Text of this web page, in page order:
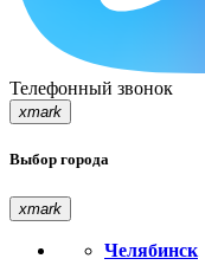
Телефонный звонок
xmark
Выбор города
xmark
Челябинск